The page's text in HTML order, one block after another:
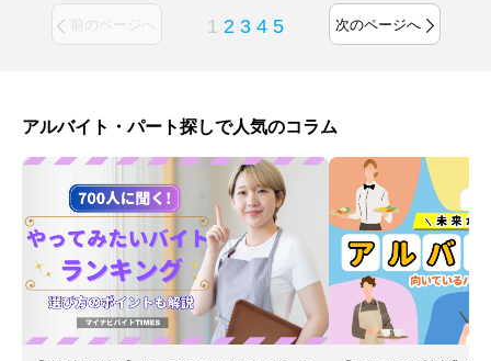
前のページへ 1 2 3 4 5 次のページへ
アルバイト・パート探しで人気のコラム